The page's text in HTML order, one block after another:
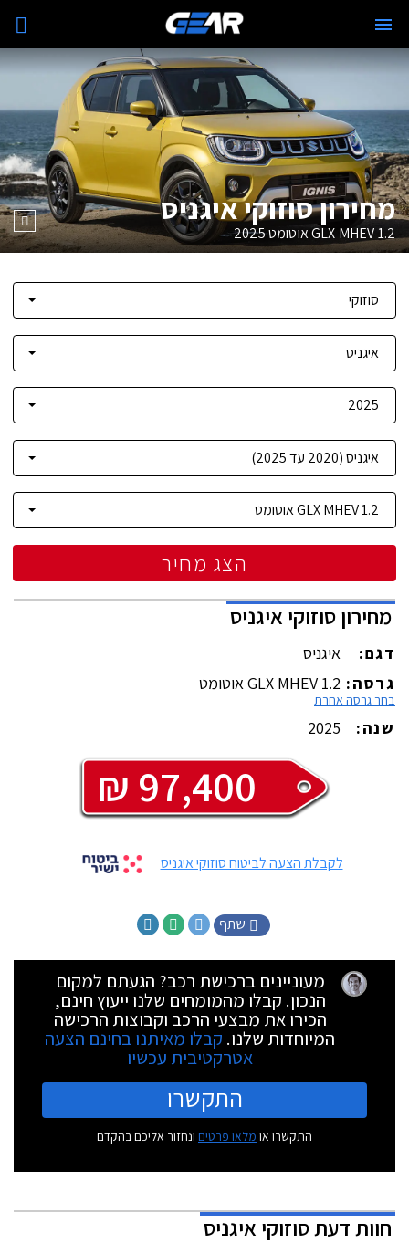
מחירון סוזוקי איגניס
1.2 GLX MHEV אוטומט 2025
הצג מחיר
מחירוןסוזוקי איגניס
דגם:
איגניס
גרסה: 1.2 GLX MHEV אוטומט
בחר גרסה אחרת
שנה: 2025
97,400
₪
לקבלת הצעה לביטוח סוזוקי איגניס
שתף
מעוניינים ברכישת רכב? הגעתם למקום
הנכון. קבלו מהמומחים שלנו ייעוץ חינם,
הכירו את מבצעי הרכב וקבוצות הרכישה
המיוחדות שלנו. קבלו מאיתנו בחינם הצעה
אטרקטיבית עכשיו
התקשרו
התקשרו או מלאו פרטים ונחזור אליכם בהקדם
חוות דעתסוזוקי איגניס